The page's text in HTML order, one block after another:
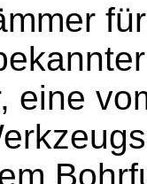
eine